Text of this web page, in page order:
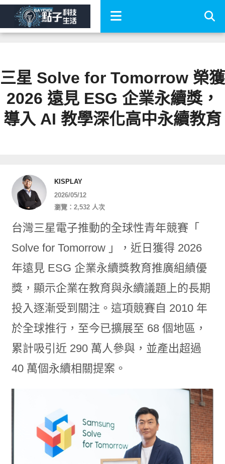
三星 Solve for Tomorrow 榮獲
2026 遠見 ESG 企業永續獎，
導入 AI 教學深化高中永續教育
KISPLAY
2026/05/12
瀏覽：2,532 人次
台灣三星電子推動的全球性青年競賽「
Solve for Tomorrow 」，近日獲得 2026
年遠見 ESG 企業永續獎教育推廣組績優
獎，顯示企業在教育與永續議題上的長期
投入逐漸受到關注。這項競賽自 2010 年
於全球推行，至今已擴展至 68 個地區，
累計吸引近 290 萬人參與，並產出超過
40 萬個永續相關提案。